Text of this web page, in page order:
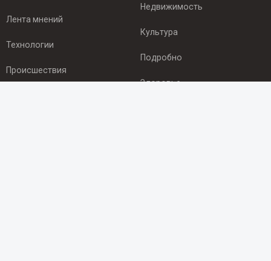
Лента мнений
Технологии
Происшествия
Недвижимость
Культура
Подробно
Здоровье